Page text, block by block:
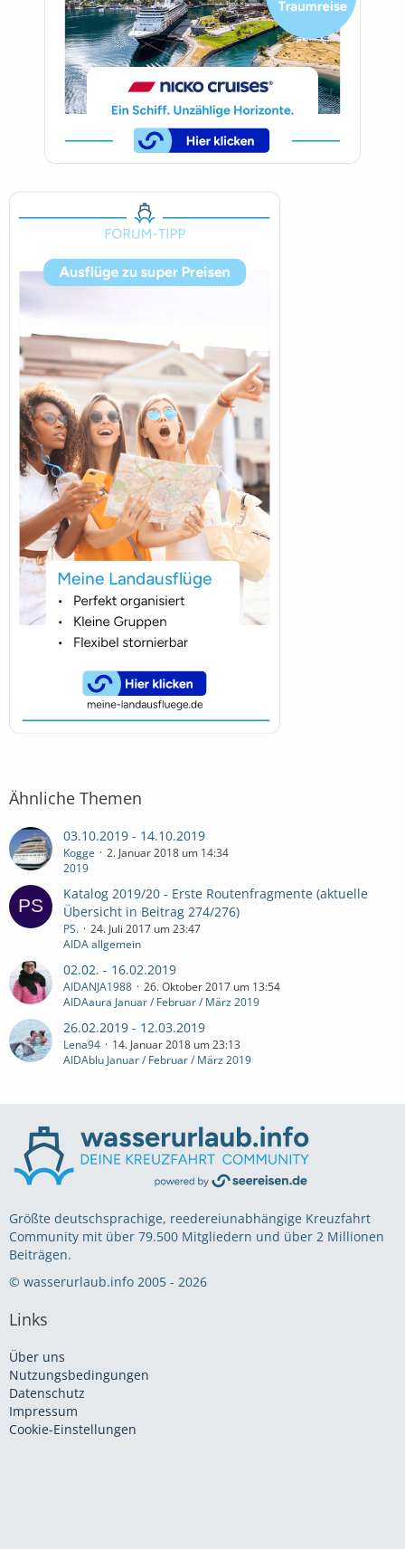
Ähnliche Themen
03.10.2019 - 14.10.2019
Kogge
2. Januar 2018 um 14:34
2019
Katalog 2019/20 - Erste Routenfragmente (aktuelle
Übersicht in Beitrag 274/276)
PS.
24. Juli 2017 um 23:47
AIDA allgemein
02.02. - 16.02.2019
AIDANJA1988
26. Oktober 2017 um 13:54
AIDAaura Januar / Februar / März 2019
26.02.2019 - 12.03.2019
Lena94
14. Januar 2018 um 23:13
AIDAblu Januar / Februar / März 2019
Größte deutschsprachige, reedereiunabhängige Kreuzfahrt
Community mit über 79.500 Mitgliedern und über 2 Millionen
Beiträgen.
© wasserurlaub.info 2005 - 2026
Links
Über uns
Nutzungsbedingungen
Datenschutz
Impressum
Cookie-Einstellungen